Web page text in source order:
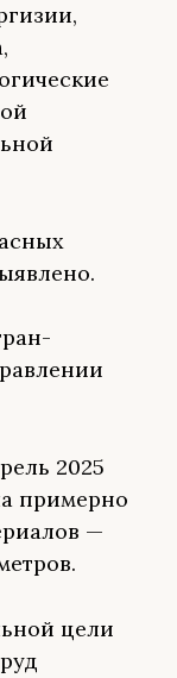
2025
примерно
—
цели